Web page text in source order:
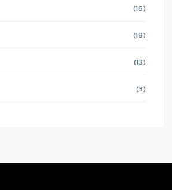
(16)
(18)
(13)
(3)